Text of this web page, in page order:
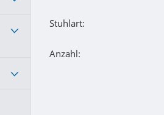
Stuhlart:
Anzahl: